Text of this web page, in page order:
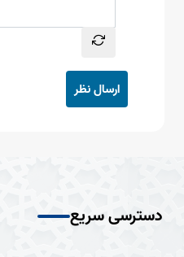
ارسال نظر
دسترسی سریع